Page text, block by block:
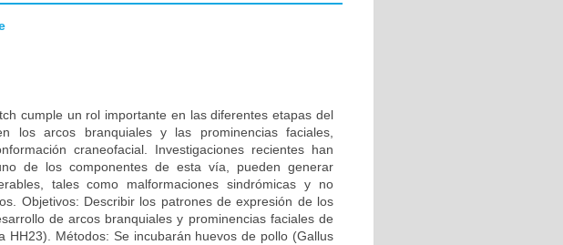
cumple un rol importante en las diferentes etapas del
los arcos branquiales y las prominencias faciales,
craneofacial. Investigaciones recientes han
de los componentes de esta vía, pueden generar
tales como malformaciones sindrómicas y no
Objetivos: Describir los patrones de expresión de los
de arcos branquiales y prominencias faciales de
HH23). Métodos: Se incubarán huevos de pollo (Gallus